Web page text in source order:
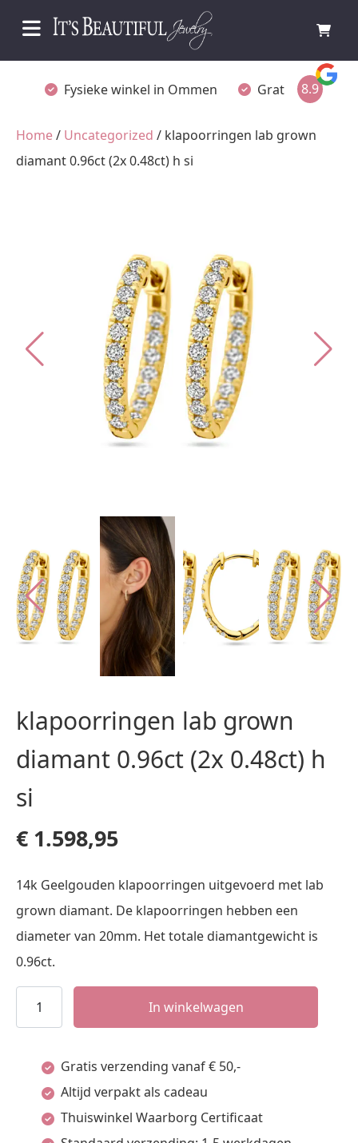
Fysieke winkel in Ommen Gratis achteraf betalen
8.9
Home/ Uncategorized / klapoorringen lab grown
diamant 0.96ct (2x 0.48ct) h si
klapoorringen lab grown
diamant 0.96ct (2x 0.48ct) h
si
€ 1.598,95
14k Geelgouden klapoorringen uitgevoerd met lab
grown diamant. De klapoorringen hebben een
diameter van 20mm. Het totale diamantgewicht is
0.96ct.
klapoorringen
lab
diamant
0.96ct
In winkelwagen
Gratis verzending vanaf € 50,-
Altijd verpakt als cadeau
Thuiswinkel Waarborg Certificaat